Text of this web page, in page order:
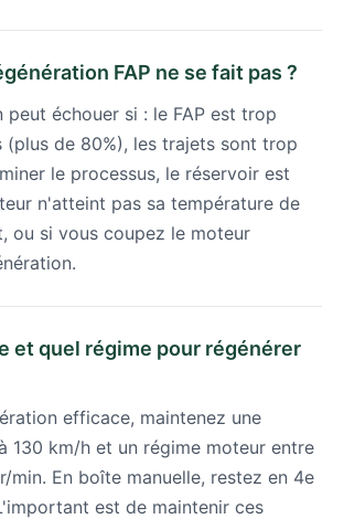
FAP ne se fait pas ?
peut échouer si : le FAP est trop
(plus de 80%), les trajets sont trop
le processus, le réservoir est
n'atteint pas sa température de
ou si vous coupez le moteur
et quel régime pour régénérer
efficace, maintenez une
130 km/h et un régime moteur entre
En boîte manuelle, restez en 4e
est de maintenir ces